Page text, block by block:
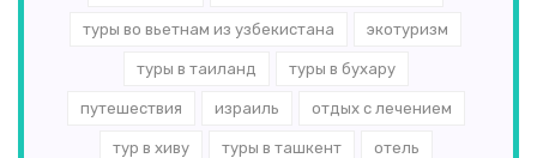
туры во вьетнам из узбекистана экотуризм
туры в таиланд туры в бухару
путешествия израиль отдых с лечением
тур в хиву туры в ташкент отель